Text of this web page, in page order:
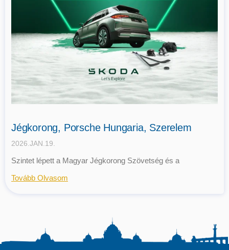
Jégkorong, Porsche Hungaria, Szerelem
2026.JAN.19.
Szintet lépett a Magyar Jégkorong Szövetség és a
Tovább Olvasom